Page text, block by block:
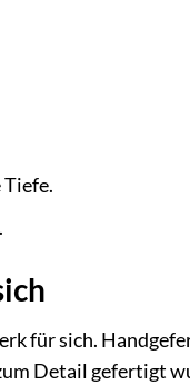
Tiefe.
für sich.
Detail gefertigt